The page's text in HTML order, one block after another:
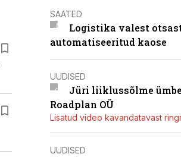
SAATED
Logistika valest
automatiseeritud kaose
UUDISED
Jüri liiklussõlme
Roadplan OÜ
Lisatud video kavandatavast
UUDISED